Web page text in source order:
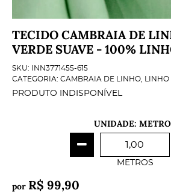
TECIDO CAMBRAIA DE
VERDE SUAVE - 100%
SKU:
INN3771455-615
CATEGORIA: CAMBRAIA DE LINHO LINHO
PRODUTO INDISPONÍVEL
UNIDADE:
METROS
por R$ 99,90